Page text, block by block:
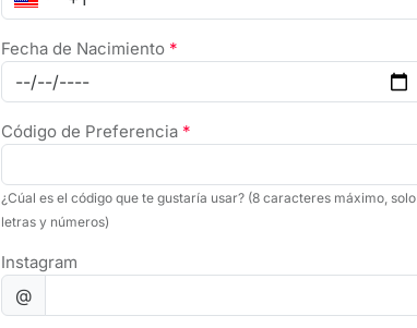
Fecha de Nacimiento *
Código de Preferencia *
¿Cúal es el código que te gustaría usar? (8 caracteres máximo, solo
letras y números)
Instagram
@